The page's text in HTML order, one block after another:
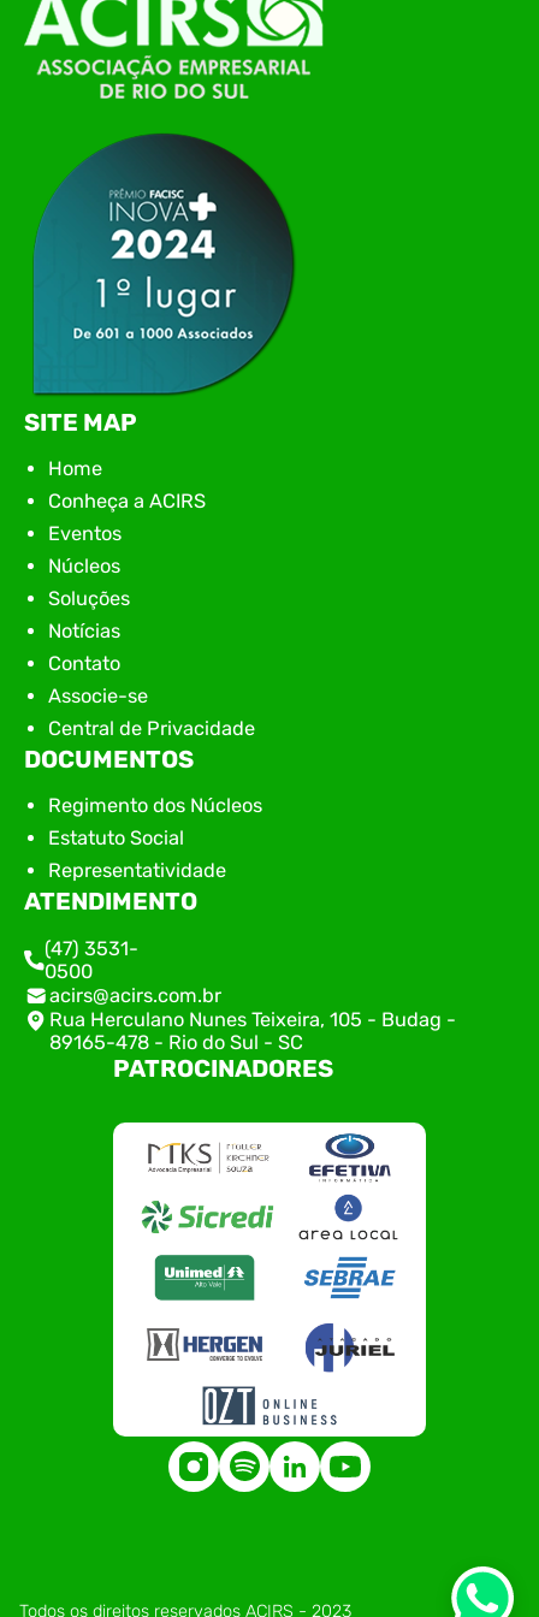
de Tecnologia da Informação do Alto Vale do
Itajaí, realizou, no dia 21 de julho, o evento
Conexão Tech NIAVI, reunindo empresas de
tecnologia da região para uma noite de
apresentação de novas iniciativas para o setor. O
encontro aconteceu em Rio…
SITE MAP
Home
Conheça a ACIRS
Eventos
Núcleos
Soluções
Notícias
Contato
Associe-se
Central de Privacidade
DOCUMENTOS
Regimento dos Núcleos
Estatuto Social
Representatividade
ATENDIMENTO
(47) 3531-
0500
acirs@acirs.com.br
Rua Herculano Nunes Teixeira, 105 - Budag -
89165-478 - Rio do Sul - SC
PATROCINADORES
Todos os direitos reservados ACIRS - 2023